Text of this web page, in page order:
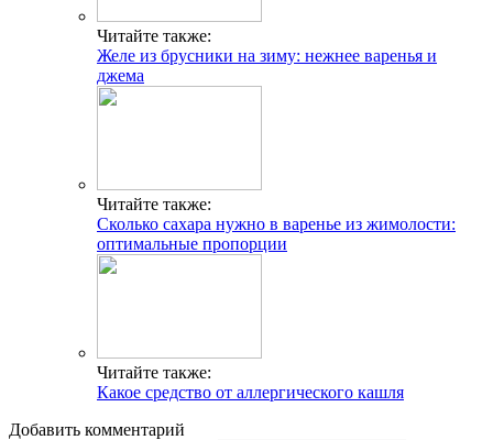
Читайте также:
Желе из брусники на зиму: нежнее варенья и
джема
Читайте также:
Сколько сахара нужно в варенье из жимолости:
оптимальные пропорции
Читайте также:
Какое средство от аллергического кашля
Добавить комментарий